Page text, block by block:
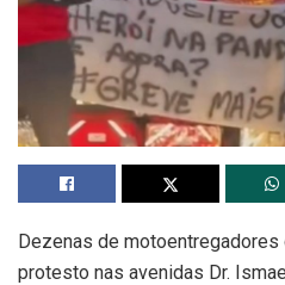
Dezenas de motoentregadores
protesto nas avenidas Dr.